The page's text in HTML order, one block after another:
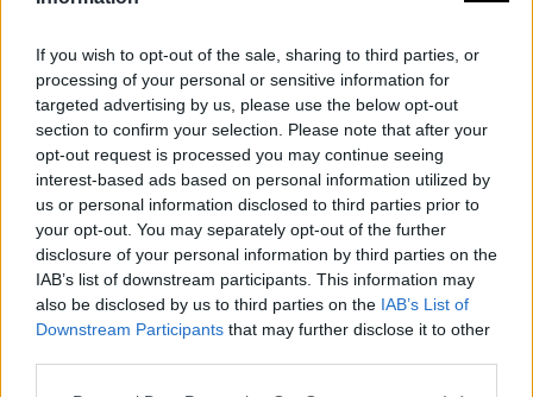
If you wish to opt-out of the sale, sharing to third parties, or
processing of your personal or sensitive information for
targeted advertising by us, please use the below opt-out
section to confirm your selection. Please note that after your
opt-out request is processed you may continue seeing
interest-based ads based on personal information utilized by
us or personal information disclosed to third parties prior to
your opt-out. You may separately opt-out of the further
disclosure of your personal information by third parties on the
IAB’s list of downstream participants. This information may
also be disclosed by us to third parties on the IAB’s List of
Downstream Participants that may further disclose it to other
Desplazamiento
Cantidad de
Esfuerzo
3
Descripción
Las aguas del Zapatón son el lápiz del
tiempo que han dibujado en el paisaje un
conjunto de valles y serranías que contienen